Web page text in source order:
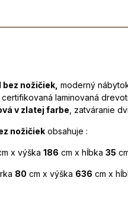
bez nožičiek, moderný
laminovaná
v zlatej farbe , zatváranie
nožičiek obsahuje :
x výška 186 cm x hĺbka 35
80 cm x výška 636 cm x